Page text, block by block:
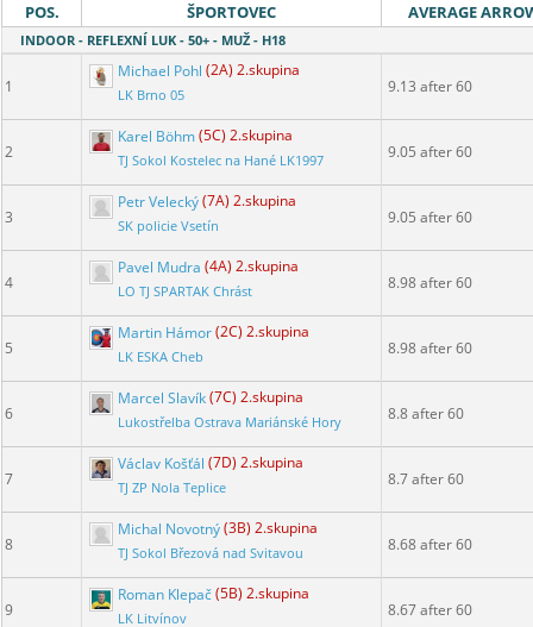
POS.
ŠPORTOVEC AVERAGE
INDOOR - REFLEXNÍ LUK - 50+ - MUŽ - H18
1
Michael Pohl (2A) 2.skupina
LK Brno 05 9.13 after 60
2
Karel Böhm(5C) 2.skupina
TJ Sokol Kostelec na Hané LK1997 9.05 after 60
3
Petr Velecký(7A) 2.skupina
SK policie Vsetín 9.05 after 60
4
Pavel Mudra (4A) 2.skupina
LO TJ SPARTAK Chrást 8.98 after 60
5
Martin Hámor(2C) 2.skupina
LK ESKA Cheb 8.98 after 60
6
Marcel Slavík(7C) 2.skupina
Lukostřelba Ostrava Mariánské Hory 8.8 after 60
7
Václav Košťál (7D) 2.skupina
TJ ZP Nola Teplice 8.7 after 60
8
Michal Novotný(3B) 2.skupina
TJ Sokol Březová nad Svitavou 8.68 after 60
9
Roman Klepač(5B) 2.skupina
LK Litvínov 8.67 after 60